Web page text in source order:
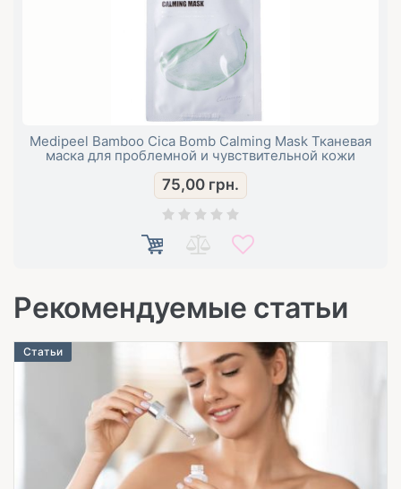
Medipeel Bamboo Cica Bomb Calming Mask Тканевая
маска для проблемной и чувствительной кожи
75,00 грн.
Рекомендуемые статьи
Статьи